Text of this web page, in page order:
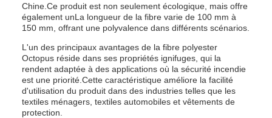
Chine.Ce produit est non seulement écologique, mais offre
également unLa longueur de la fibre varie de 100 mm à
150 mm, offrant une polyvalence dans différents scénarios.
L'un des principaux avantages de la fibre polyester
Octopus réside dans ses propriétés ignifuges, qui la
rendent adaptée à des applications où la sécurité incendie
est une priorité.Cette caractéristique améliore la facilité
d'utilisation du produit dans des industries telles que les
textiles ménagers, textiles automobiles et vêtements de
protection.